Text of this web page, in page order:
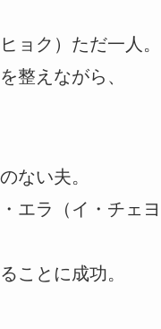
ョク）ただ一人。
整えながら、
ない夫。
エラ（イ・チェヨ
ことに成功。